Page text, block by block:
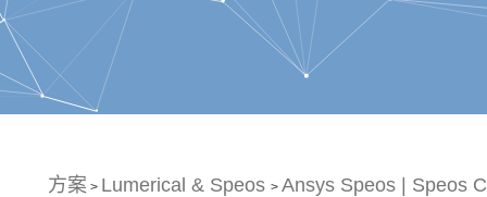
方案 > Lumerical & Speos > Ansys Speos | Speos